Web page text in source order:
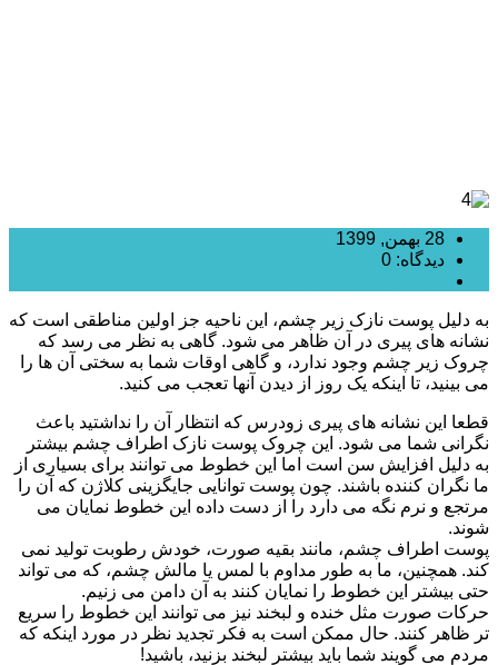
28 بهمن, 1399
دیدگاه: 0
به دلیل پوست نازک زیر چشم، این ناحیه جز اولین مناطقی است که
نشانه های پیری در آن ظاهر می شود. گاهی به نظر می رسد که
چروک زیر چشم وجود ندارد، و گاهی اوقات شما به سختی آن ها را
می بینید، تا اینکه یک روز از دیدن آنها تعجب می کنید.
قطعا این نشانه های پیری زودرس که انتظار آن را نداشتید باعث
نگرانی شما می شود. این چروک پوست نازک اطراف چشم بیشتر
به دلیل افزایش سن است اما این خطوط می توانند برای بسیاری از
ما نگران کننده باشند. چون پوست توانایی جایگزینی کلاژن که آن را
مرتجع و نرم نگه می دارد را از دست داده این خطوط نمایان می
شوند.
پوست اطراف چشم، مانند بقیه صورت، خودش رطوبت تولید نمی
کند. همچنین، ما به طور مداوم با لمس یا مالش چشم، که می تواند
حتی بیشتر این خطوط را نمایان کنند به آن دامن می زنیم.
حرکات صورت مثل خنده و لبخند نیز می توانند این خطوط را سریع
تر ظاهر کنند. حال ممکن است به فکر تجدید نظر در مورد اینکه که
مردم می گویند شما باید بیشتر لبخند بزنید، باشید!